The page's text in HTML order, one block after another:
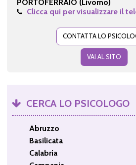
PORTOFERRAIO (Livorno)
Clicca qui per visualizzare il
CONTATTA LO
VAI AL SITO
CERCA LO PSICOLOGO
Abruzzo
Basilicata
Calabria